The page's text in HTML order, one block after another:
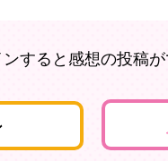
ンすると感想の投稿